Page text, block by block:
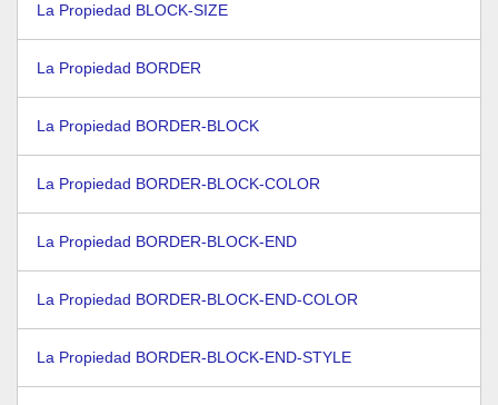
La Propiedad BLOCK-SIZE
La Propiedad BORDER
La Propiedad BORDER-BLOCK
La Propiedad BORDER-BLOCK-COLOR
La Propiedad BORDER-BLOCK-END
La Propiedad BORDER-BLOCK-END-COLOR
La Propiedad BORDER-BLOCK-END-STYLE